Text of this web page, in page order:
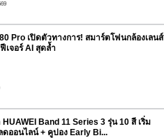
Pro เปิดตัวทางการ! สมาร์ตโฟนกล้องเลนส์
เจอร์ AI สุดล้ำ
Band 11 Series 3 รุ่น 10 สี เริ่ม
ออนไลน์ + คูปอง Early Bi...